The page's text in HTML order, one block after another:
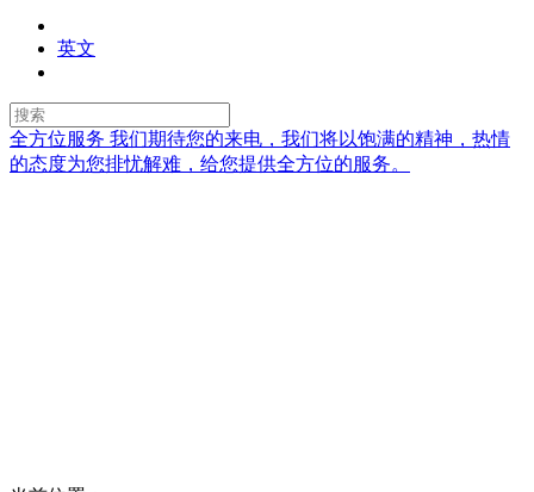
英文
全方位服务 我们期待您的来电，我们将以饱满的精神，热情
的态度为您排忧解难，给您提供全方位的服务。